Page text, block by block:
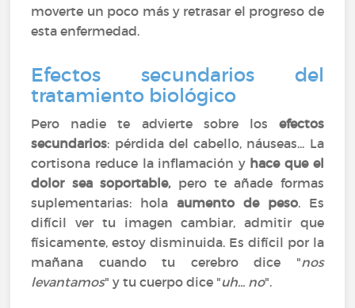
moverte un poco más y retrasar el progreso de
esta enfermedad.
Efectos secundarios del
tratamiento biológico
Pero nadie te advierte sobre los efectos
secundarios: pérdida del cabello, náuseas... La
cortisona reduce la inflamación y hace que el
dolor sea soportable,pero te añade formas
suplementarias: holaaumento de peso. Es
difícil ver tu imagen cambiar, admitir que
físicamente, estoy disminuida. Es difícil por la
mañana cuando tu cerebro dice "nos
levantamos" y tu cuerpo dice "uh... no".